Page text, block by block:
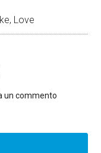
Love
un commento